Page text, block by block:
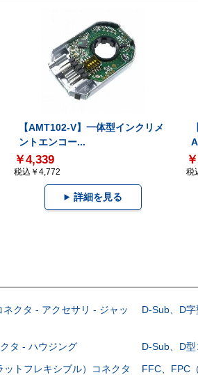
【AMT102-V】一体型インクリメ
ントエンコー...
￥4,339
税込￥4,772
詳細を見る
税
クタ - アクセサリ - ジャッ
D-Sub、D
タ - ハウジング
D-Sub、D
ットフレキシブル）コネクタ
FFC、FPC